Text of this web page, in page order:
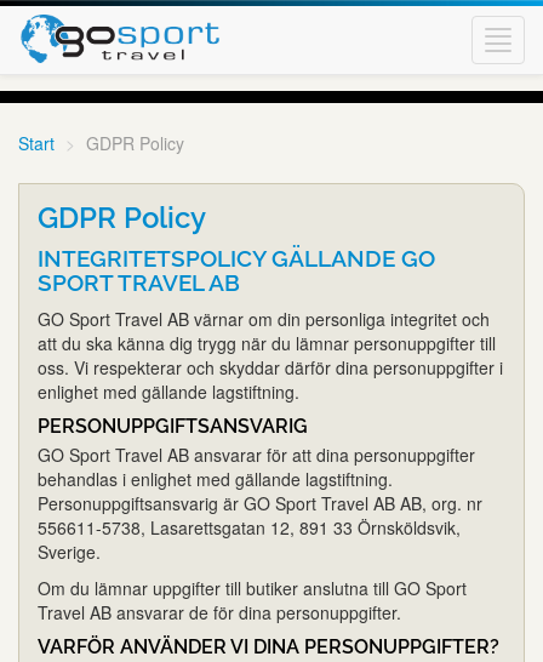
Start GDPR Policy
GDPR Policy
INTEGRITETSPOLICY GÄLLANDE GO
SPORT TRAVEL AB
GO Sport Travel AB värnar om din personliga integritet och
att du ska känna dig trygg när du lämnar personuppgifter till
oss. Vi respekterar och skyddar därför dina personuppgifter i
enlighet med gällande lagstiftning.
PERSONUPPGIFTSANSVARIG
GO Sport Travel AB ansvarar för att dina personuppgifter
behandlas i enlighet med gällande lagstiftning.
Personuppgiftsansvarig är GO Sport Travel AB AB, org. nr
556611-5738, Lasarettsgatan 12, 891 33 Örnsköldsvik,
Sverige.
Om du lämnar uppgifter till butiker anslutna till GO Sport
Travel AB ansvarar de för dina personuppgifter.
VARFÖR ANVÄNDER VI DINA PERSONUPPGIFTER?